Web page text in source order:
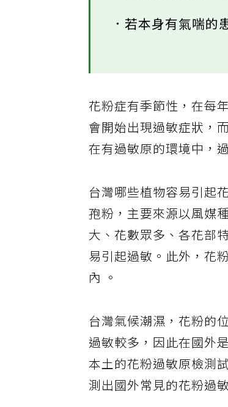
．若本身有氣喘的
花粉症有季節性，在每
會開始出現過敏症狀，
在有過敏原的環境中，
台灣哪些植物容易引起
孢粉，主要來源以風媒
大、花數眾多、各花部
易引起過敏。此外，花
內 。
台灣氣候潮濕，花粉的
過敏較多，因此在國外
本土的花粉過敏原檢測
測出國外常見的花粉過敏